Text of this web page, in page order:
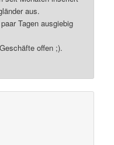
aus.
Tagen ausgiebig
offen ;).